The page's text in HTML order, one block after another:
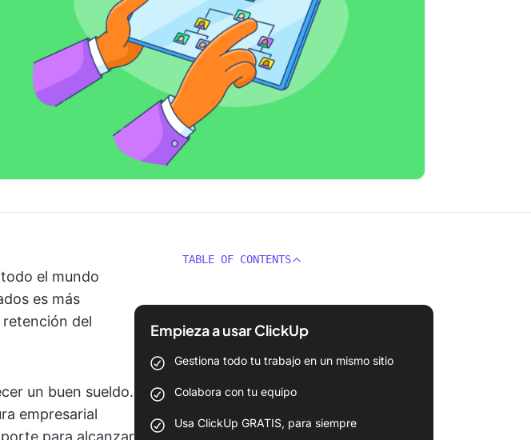
el mundo
es más
del
un buen sueldo.
empresarial
para alcanzar
TABLE OF CONTENTS
Empieza a usar ClickUp
Gestiona todo tu trabajo en un mismo sitio
Colabora con tu equipo
Usa ClickUp GRATIS, para siempre